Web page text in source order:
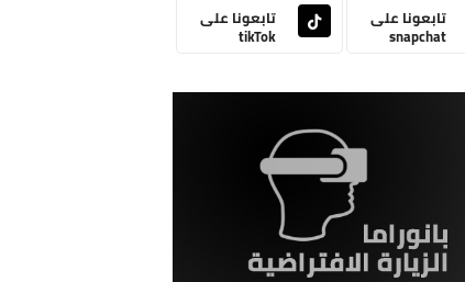
تابعونا على
snapchat
تابعونا على
tikTok